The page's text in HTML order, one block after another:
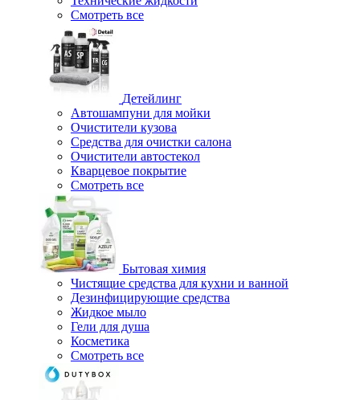
Смотреть все
Детейлинг
Автошампуни для мойки
Очистители кузова
Средства для очистки салона
Очистители автостекол
Кварцевое покрытие
Смотреть все
Бытовая химия
Чистящие средства для кухни и ванной
Дезинфицирующие средства
Жидкое мыло
Гели для душа
Косметика
Смотреть все